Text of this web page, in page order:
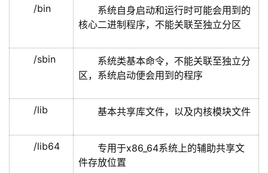
/bin
系统自身启动和运行时可能会用到的
核心二进制程序，不能关联至独立分区
/sbin
系统类基本命令，不能关联至独立分
区，系统启动便会用到的程序
/lib 基本共享库文件，以及内核模块文件
/lib64
专用于x86_64系统上的辅助共享文
件存放位置